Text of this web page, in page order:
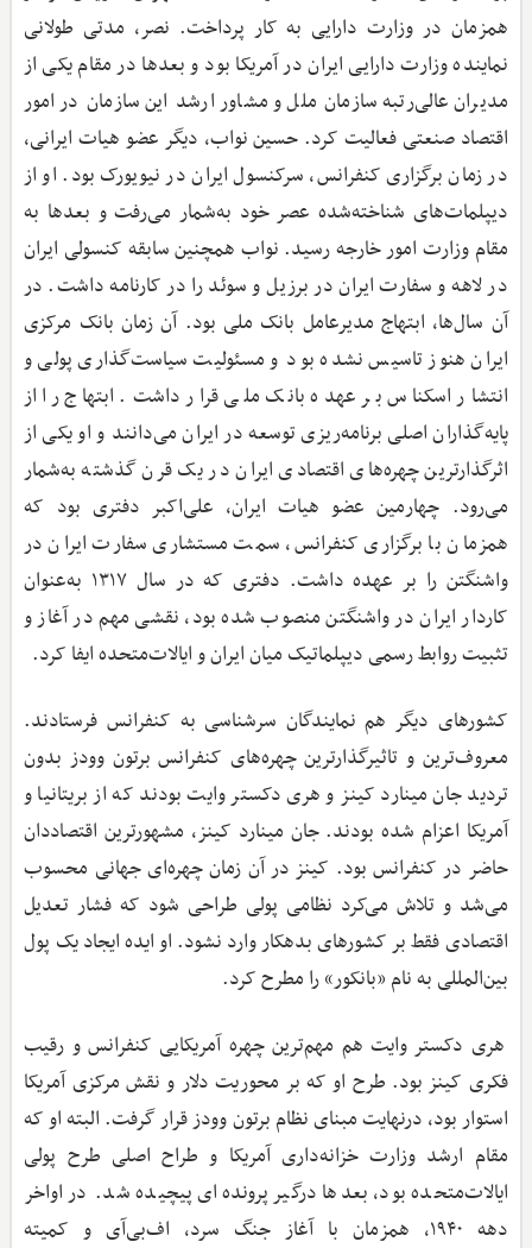
همزمان در وزارت دارایی به کار پرداخت. نصر، مدتی طولانی
نماینده وزارت دارایی ایران در آمریکا بود و بعدها در مقام یکی از
مدیران عالی‌رتبه سازمان ملل و مشاور ارشد این سازمان در امور
اقتصاد صنعتی فعالیت کرد. حسین نواب، دیگر عضو هیات ایرانی،
در زمان برگزاری کنفرانس، سرکنسول ایران در نیویورک بود. او از
دیپلمات‌های شناخته‌شده عصر خود به‌شمار می‌رفت و بعدها به
مقام وزارت امور خارجه رسید. نواب همچنین سابقه کنسولی ایران
در لاهه و سفارت ایران در برزیل و سوئد را در کارنامه داشت. در
آن سال‌ها، ابتهاج مدیرعامل بانک ملی بود. آن زمان بانک مرکزی
ایران هنوز تاسیس نشده بود و مسئولیت سیاست‌گذاری پولی و
انتشار اسکناس بر عهده بانک ملی قرار داشت. ابتهاج را از
پایه‌گذاران اصلی برنامه‌ریزی توسعه در ایران می‌دانند و او یکی از
اثرگذارترین چهره‌های اقتصادی ایران در یک قرن گذشته به‌شمار
می‌رود. چهارمین عضو هیات ایران، علی‌اکبر دفتری بود که
همزمان با برگزاری کنفرانس، سمت مستشاری سفارت ایران در
واشنگتن را بر عهده داشت. دفتری که در سال ۱۳۱۷ به‌عنوان
کاردار ایران در واشنگتن منصوب شده بود، نقشی مهم در آغاز و
تثبیت روابط رسمی دیپلماتیک میان ایران و ایالات‌متحده ایفا کرد.
کشورهای دیگر هم نمایندگان سرشناسی به کنفرانس فرستادند.
معروف‌ترین و تاثیرگذارترین چهره‌های کنفرانس برتون وودز بدون
تردید جان مینارد کینز و هری دکستر وایت بودند که از بریتانیا و
آمریکا اعزام شده بودند. جان مینارد کینز، مشهورترین اقتصاددان
حاضر در کنفرانس بود. کینز در آن زمان چهره‌ای جهانی محسوب
می‌شد و تلاش می‌کرد نظامی پولی طراحی شود که فشار تعدیل
اقتصادی فقط بر کشورهای بدهکار وارد نشود. او ایده ایجاد یک پول
بین‌المللی به نام «بانکور» را مطرح کرد.
هری دکستر وایت هم مهم‌ترین چهره آمریکایی کنفرانس و رقیب
فکری کینز بود. طرح او که بر محوریت دلار و نقش مرکزی آمریکا
استوار بود، درنهایت مبنای نظام برتون وودز قرار گرفت. البته او که
مقام ارشد وزارت خزانه‌داری آمریکا و طراح اصلی طرح پولی
ایالات‌متحده بود، بعدها درگیر پرونده‌ای پیچیده شد. در اواخر
دهه ۱۹۴۰، همزمان با آغاز جنگ سرد، اف‌بی‌آی و کمیته